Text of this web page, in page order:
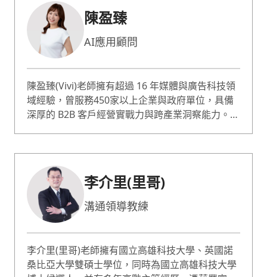
課》與《誰說只是約會，你就不用懂法律？》書
籍，以實務案例剖析談判技巧與法律思維。時常至
企業與民間團體做演講和培訓，深受好評。無糖律
師相信談判的核心在於理解與策略，致力於幫助企
協助法律風險之控管並取得優勢。
陳盈臻
AI應用顧問
陳盈臻(Vivi)老師擁有超過 16 年媒體與廣告科技領
域經驗，曾服務450家以上企業與政府單位，具備
深厚的 B2B 客戶經營實戰力與跨產業洞察能力。雖
表、LINE BOT、Chrome 擴充功能、資料爬蟲，
甚至完整的專案管理系統。 作為一位非技術背景的
AI實作者，我最擅長的不是教原理，而是陪伴不懂
技術的人，協助拆解需求、選對工具、做出真正能
解決問題的東西，以實作中學習面對快速變化的AI
李介里(里哥)
溝通領導教練
李介里(里哥)老師擁有國立高雄科技大學、英國諾
桑比亞大學雙碩士學位，同時為國立高雄科技大學